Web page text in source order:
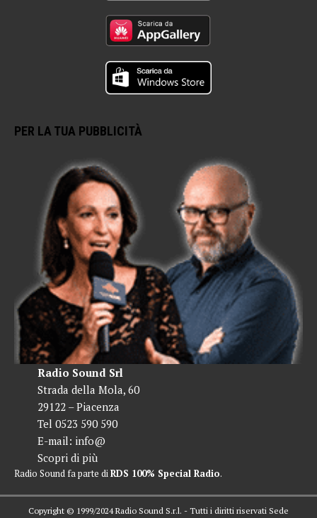
PER LA TUA PUBBLICITÀ
Radio Sound Srl
Strada della Mola, 60
29122 – Piacenza
Tel 0523 590 590
E-mail: info@
Scopri di più
Radio Sound fa parte diRDS 100% Special Radio.
Copyright © 1999/2024 Radio Sound S.r.l. - Tutti i diritti riservati Sede